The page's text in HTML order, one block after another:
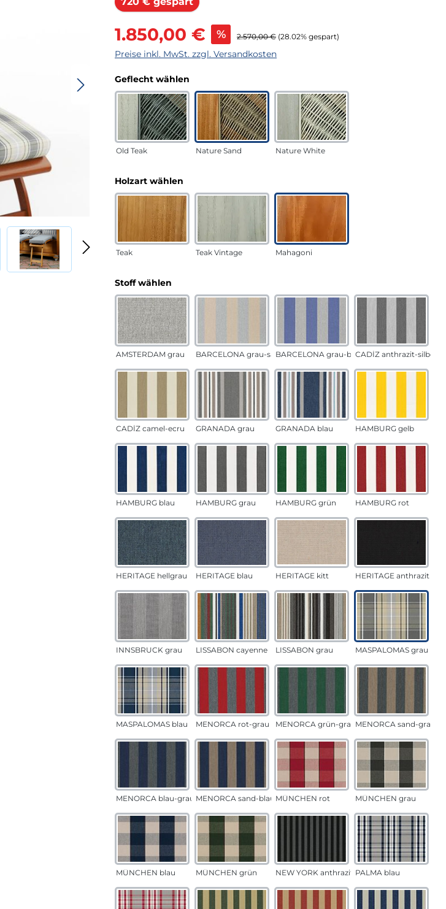
Verkaufspreis:
1.850,00 € % Regulärer Preis:
2.570,00 € (28.02% gespart)
Preise inkl. MwSt. zzgl. Versandkosten
Geflecht wählen
Old Teak Nature Sand Nature White
Holzart wählen
Teak Teak Vintage Mahagoni
Stoff wählen
AMSTERDAM grau BARCELONA grau-sandBARCELONA grau-blauCADÍZ anthrazit-silber
CADÍZ camel-ecru GRANADA grau GRANADA blau HAMBURG gelb
HAMBURG blau HAMBURG grau HAMBURG grün HAMBURG rot
HERITAGE hellgrau HERITAGE blau HERITAGE kitt HERITAGE anthrazit
INNSBRUCK grau LISSABON cayenne LISSABON grau MASPALOMAS grau
MASPALOMAS blau MENORCA rot-grau MENORCA grün-grau MENORCA sand-grau
MENORCA blau-grau MENORCA sand-blau MÜNCHEN rot MÜNCHEN grau
MÜNCHEN blau MÜNCHEN grün NEW YORK anthrazit PALMA blau